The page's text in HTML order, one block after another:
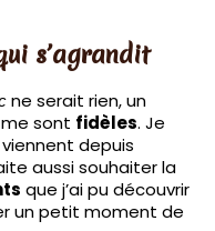
s’agrandit
ne serait rien, un
sont fidèles. Je
depuis
aussi souhaiter la
que j’ai pu découvrir
un petit moment de